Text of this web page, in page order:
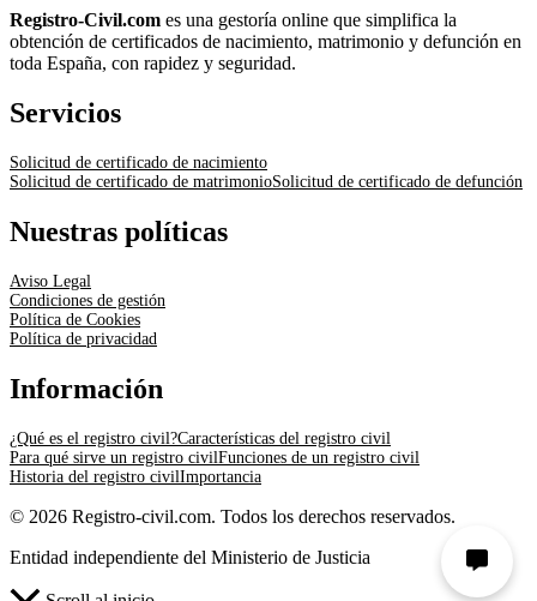
Registro-Civil.com es una gestoría online que simplifica la
obtención de certificados de nacimiento, matrimonio y defunción en
toda España, con rapidez y seguridad.
Servicios
Solicitud de certificado de nacimiento
Solicitud de certificado de matrimonioSolicitud de certificado de defunción
Nuestras políticas
Aviso Legal
Condiciones de gestión
Política de Cookies
Política de privacidad
Información
¿Qué es el registro civil?Características del registro civil
Para qué sirve un registro civilFunciones de un registro civil
Historia del registro civilImportancia
© 2026 Registro-civil.com. Todos los derechos reservados.
Entidad independiente del Ministerio de Justicia